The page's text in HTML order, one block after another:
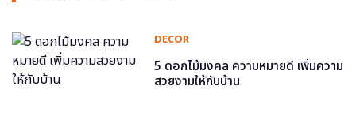
DECOR
5 ดอกไม้มงคล ความหมายดี เพิ่มความ
สวยงามให้กับบ้าน